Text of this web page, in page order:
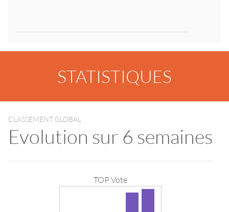
STATISTIQUES
CLASSEMENT GLOBAL
Evolution sur 6 semaines
TOP Vote